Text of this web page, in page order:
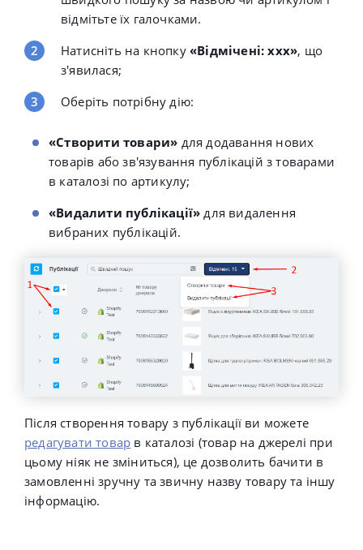
відмітьте їх галочками.
Натисніть на кнопку «Відмічені: ххх», що
з'явилася;
Оберіть потрібну дію:
«Створити товари» для додавання нових
товарів або зв'язування публікацій з товарами
в каталозі по артикулу;
«Видалити публікації» для видалення
вибраних публікацій.
Після створення товару з публікації ви можете
редагувати товар в каталозі (товар на джерелі при
цьому ніяк не зміниться), це дозволить бачити в
замовленні зручну та звичну назву товару та іншу
інформацію.